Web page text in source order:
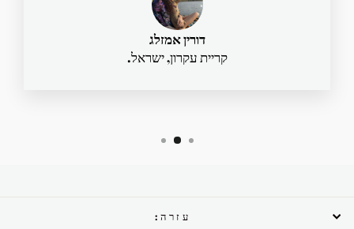
דורין אמזלג
קריית עקרון, ישראל.
עזרה: